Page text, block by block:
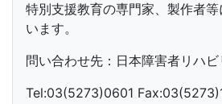
特別支援教育の専門家、製作者
います。
問い合わせ先：日本障害者リハ
Tel:03(5273)0601